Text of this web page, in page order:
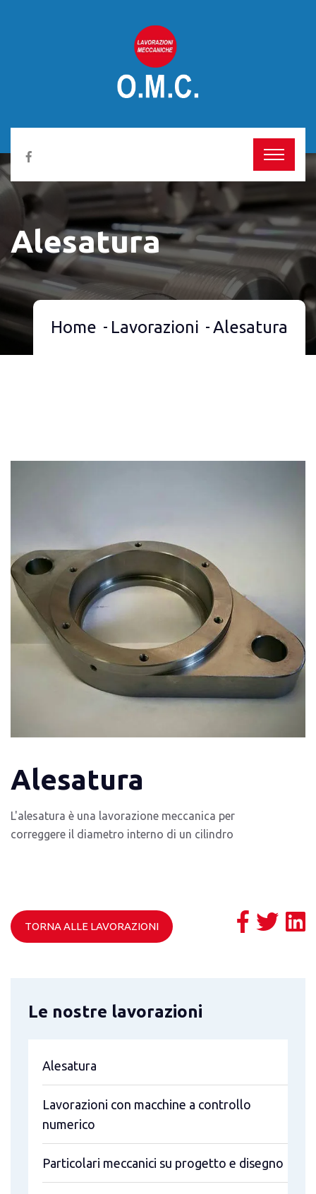
Alesatura
Home Lavorazioni Alesatura
Alesatura
L'alesatura è una lavorazione meccanica per
correggere il diametro interno di un cilindro
TORNA ALLE LAVORAZIONI
Le nostre lavorazioni
Alesatura
Lavorazioni con macchine a controllo
numerico
Particolari meccanici su progetto e disegno